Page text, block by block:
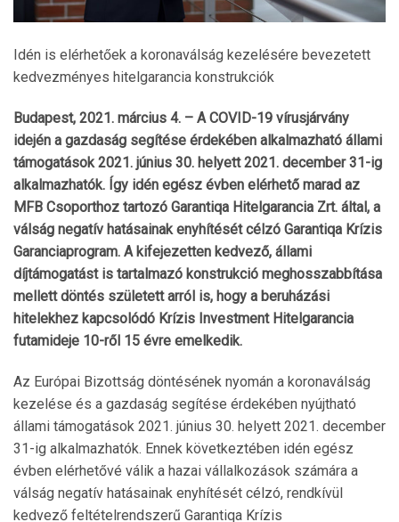
Idén is elérhetőek a koronaválság kezelésére bevezetett
kedvezményes hitelgarancia konstrukciók
Budapest, 2021. március 4. – A COVID-19 vírusjárvány
idején a gazdaság segítése érdekében alkalmazható állami
támogatások 2021. június 30. helyett 2021. december 31-ig
alkalmazhatók. Így idén egész évben elérhető marad az
MFB Csoporthoz tartozó Garantiqa Hitelgarancia Zrt. által, a
válság negatív hatásainak enyhítését célzó Garantiqa Krízis
Garanciaprogram. A kifejezetten kedvező, állami
díjtámogatást is tartalmazó konstrukció meghosszabbítása
mellett döntés született arról is, hogy a beruházási
hitelekhez kapcsolódó Krízis Investment Hitelgarancia
futamideje 10-ről 15 évre emelkedik.
Az Európai Bizottság döntésének nyomán a koronaválság
kezelése és a gazdaság segítése érdekében nyújtható
állami támogatások 2021. június 30. helyett 2021. december
31-ig alkalmazhatók. Ennek következtében idén egész
évben elérhetővé válik a hazai vállalkozások számára a
válság negatív hatásainak enyhítését célzó, rendkívül
kedvező feltételrendszerű Garantiqa Krízis